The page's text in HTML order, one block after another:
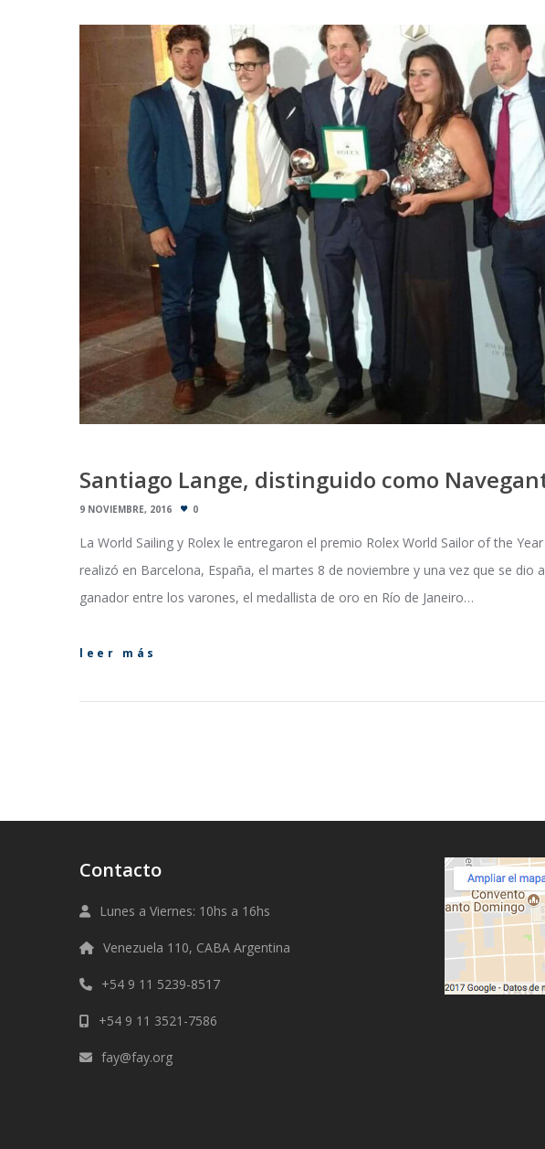
Santiago Lange, distinguido como
9 NOVIEMBRE, 2016 0
La World Sailing y Rolex le entregaron el premio Rolex World Sailor of the
realizó en Barcelona, España, el martes 8 de noviembre y una vez que se dio
ganador entre los varones, el medallista de oro en Río de Janeiro…
leer más
Contacto
Lunes a Viernes: 10hs a 16hs
Venezuela 110, CABA Argentina
+54 9 11 5239-8517
+54 9 11 3521-7586
fay@fay.org